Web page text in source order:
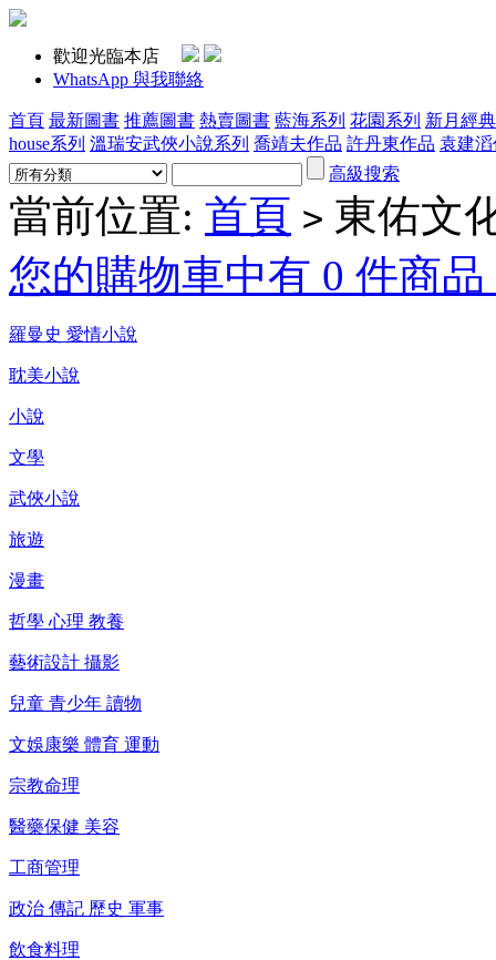
歡迎光臨本店
WhatsApp 與我聯絡
首頁 最新圖書 推薦圖書 熱賣圖書 藍海系列 花園系列 新月經
house系列 溫瑞安武俠小說系列 喬靖夫作品 許丹東作品 袁建
高級搜索
當前位置: 首頁 > 東佑文
您的購物車中有 0 件商
羅曼史 愛情小說
耽美小說
小說
文學
武俠小說
旅遊
漫畫
哲學 心理 教養
藝術設計 攝影
兒童 青少年 讀物
文娛康樂 體育 運動
宗教命理
醫藥保健 美容
工商管理
政治 傳記 歷史 軍事
飲食料理